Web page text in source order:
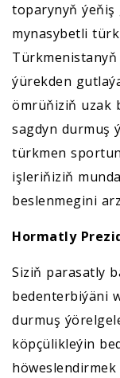
toparynyň ýeňiş
mynasybetli
ýürekden
ömrüňiziň uzak
sagdyn durmuş
türkmen
işleriňiziň
beslenmegini
Hormatly
Siziň parasatly
bedenterbiýäni
durmuş
köpçülikleýin